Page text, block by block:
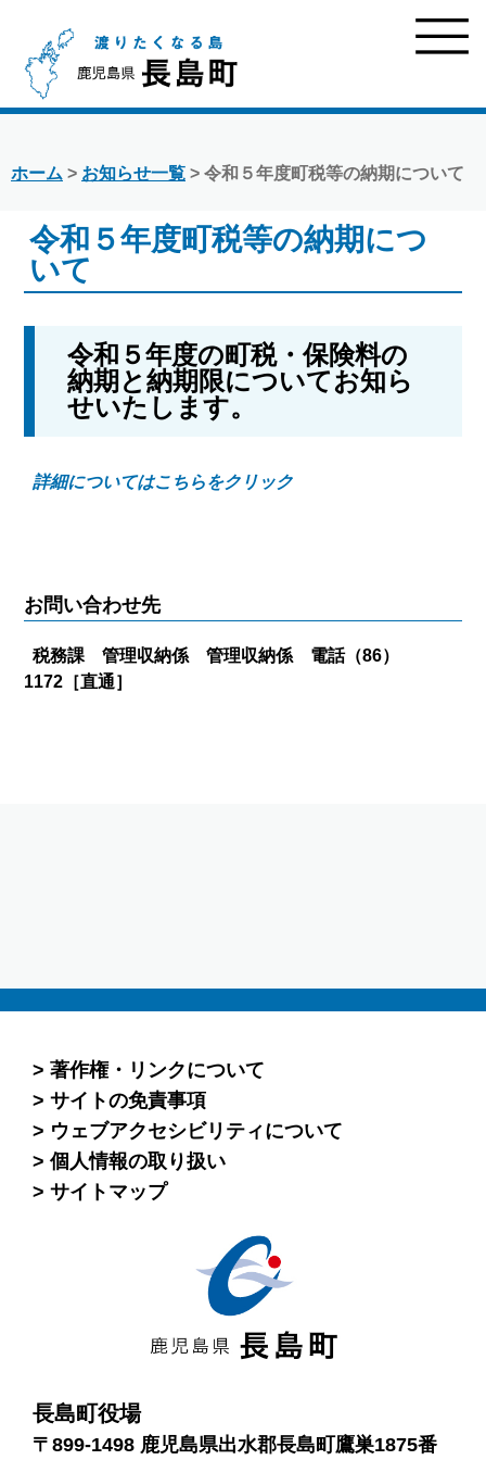
ホーム > お知らせ一覧 > 令和５年度町税等の納期について
令和５年度町税等の納期につ
いて
令和５年度の町税・保険料の
納期と納期限についてお知ら
せいたします。
詳細についてはこちらをクリック
お問い合わせ先
税務課 管理収納係 管理収納係 電話（86）
1172［直通］
著作権・リンクについて
サイトの免責事項
ウェブアクセシビリティについて
個人情報の取り扱い
サイトマップ
長島町役場
〒899-1498 鹿児島県出水郡長島町鷹巣1875番